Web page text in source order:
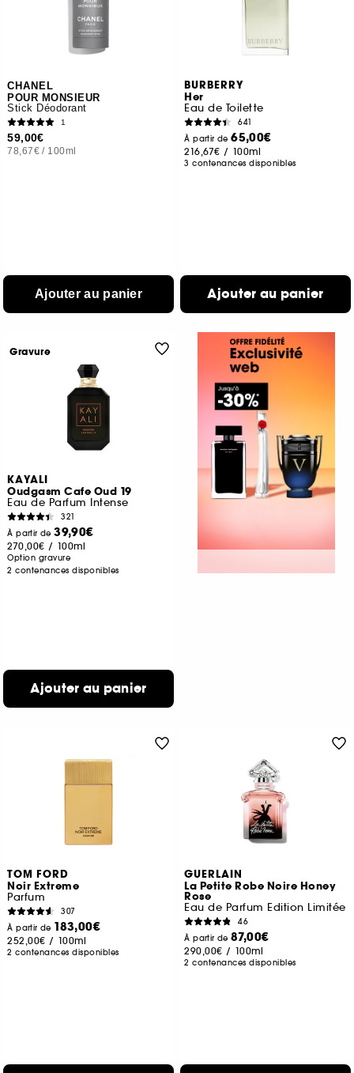
CHANEL
POUR MONSIEUR
Stick Déodorant
1
59,00€
78,67€ / 100ml
Ajouter au panier
BURBERRY
Her
Eau de Toilette
641
À partir de65,00€
216,67€ / 100ml
3 contenances disponibles
Ajouter au panier
KAYALI
Oudgasm Cafe Oud 19
Eau de Parfum Intense
321
À partir de39,90€
270,00€ / 100ml
Option gravure
2 contenances disponibles
Ajouter au panier
Gravure
TOM FORD
Noir Extreme
Parfum
307
À partir de 183,00€
252,00€ / 100ml
2 contenances disponibles
GUERLAIN
La Petite Robe Noire Honey
Rose
Eau de Parfum Edition Limitée
46
À partir de87,00€
290,00€ / 100ml
2 contenances disponibles